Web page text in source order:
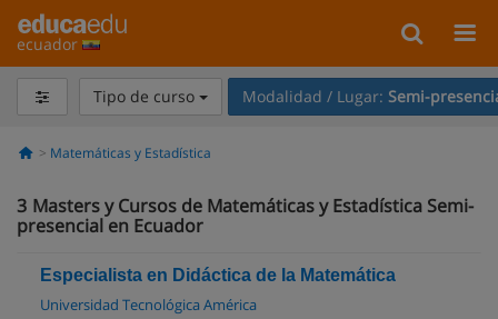
ecuador
Tipo de curso Modalidad / Lugar: Semi-
Matemáticas y Estadística
3 Masters y Cursos de Matemáticas y Estadística Semi-
presencial en Ecuador
Especialista en Didáctica de la Matemática
Universidad Tecnológica América